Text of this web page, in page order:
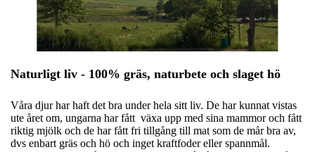
Naturligt liv - 100% gräs, naturbete och slaget hö
Våra djur har haft det bra under hela sitt liv. De har kunnat vistas
ute året om, ungarna har fått växa upp med sina mammor och fått
riktig mjölk och de har fått fri tillgång till mat som de mår bra av,
dvs enbart gräs och hö och inget kraftfoder eller spannmål.